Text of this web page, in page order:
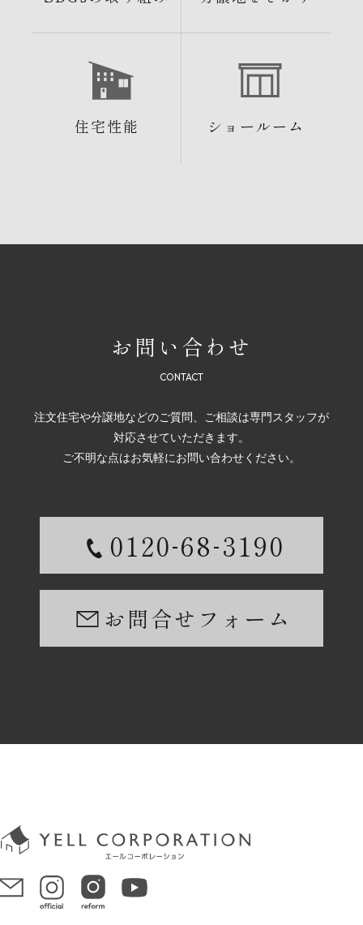
住宅性能 ショールーム
お問い合わせ
注文住宅や分譲地などのご質問、ご相談は専門スタッフが
対応させていただきます。
ご不明な点はお気軽にお問い合わせください。
0120-68-3190
お問合せフォーム